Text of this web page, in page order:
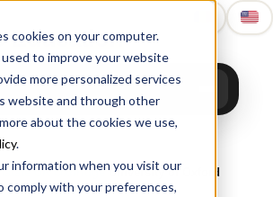
cookies on your computer.
to improve your website
more personalized services
website and through other
about the cookies we use,
.
information when you visit our
comply with your preferences,
Education
›UK›Oxbridge ›University of Oxford